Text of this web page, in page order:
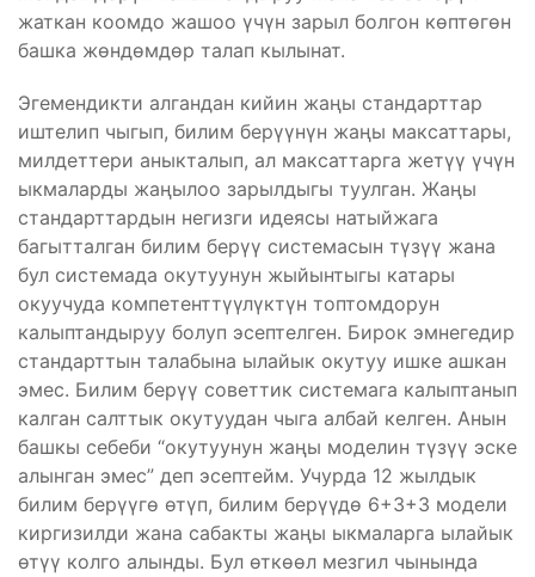
жаткан коомдо жашоо үчүн зарыл болгон көптөгөн
башка жөндөмдөр талап кылынат.
Эгемендикти алгандан кийин жаңы стандарттар
иштелип чыгып, билим берүүнүн жаңы максаттары,
милдеттери аныкталып, ал максаттарга жетүү үчүн
ыкмаларды жаңылоо зарылдыгы туулган. Жаңы
стандарттардын негизги идеясы натыйжага
багытталган билим берүү системасын түзүү жана
бул системада окутуунун жыйынтыгы катары
окуучуда компетенттүүлүктүн топтомдорун
калыптандыруу болуп эсептелген. Бирок эмнегедир
стандарттын талабына ылайык окутуу ишке ашкан
эмес. Билим берүү советтик системага калыптанып
калган салттык окутуудан чыга албай келген. Анын
башкы себеби “окутуунун жаңы моделин түзүү эске
алынган эмес” деп эсептейм. Учурда 12 жылдык
билим берүүгө өтүп, билим берүүдө 6+3+3 модели
киргизилди жана сабакты жаңы ыкмаларга ылайык
өтүү колго алынды. Бул өткөөл мезгил чынында